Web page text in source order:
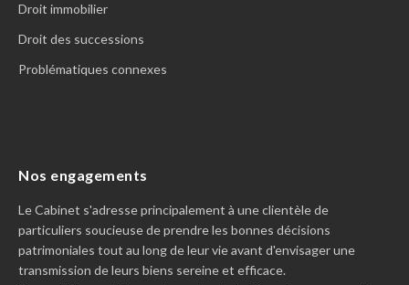
Droit immobilier
Droit des successions
Problématiques connexes
Nos engagements
Le Cabinet s'adresse principalement à une clientèle de
particuliers soucieuse de prendre les bonnes décisions
patrimoniales tout au long de leur vie avant d'envisager une
transmission de leurs biens sereine et efficace.